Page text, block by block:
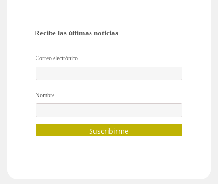
Recibe las últimas noticias
Correo electrónico
Nombre